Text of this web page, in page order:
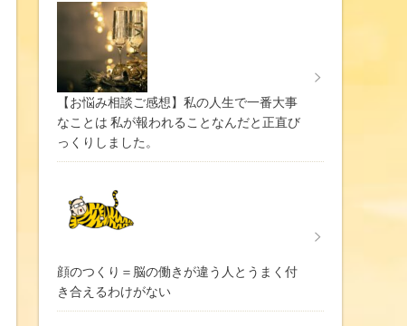
【お悩み相談ご感想】私の人生で一番大事
なことは 私が報われることなんだと正直び
っくりしました。
顔のつくり＝脳の働きが違う人とうまく付
き合えるわけがない